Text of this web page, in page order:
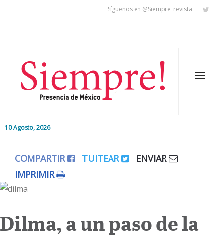
Síguenos en @Siempre_revista
10 Agosto, 2026
Editorial
Nacional
Colaboradores
COMPARTIR TUITEAR
ENVIAR
IMPRIMIR
Dilma, a un paso de la